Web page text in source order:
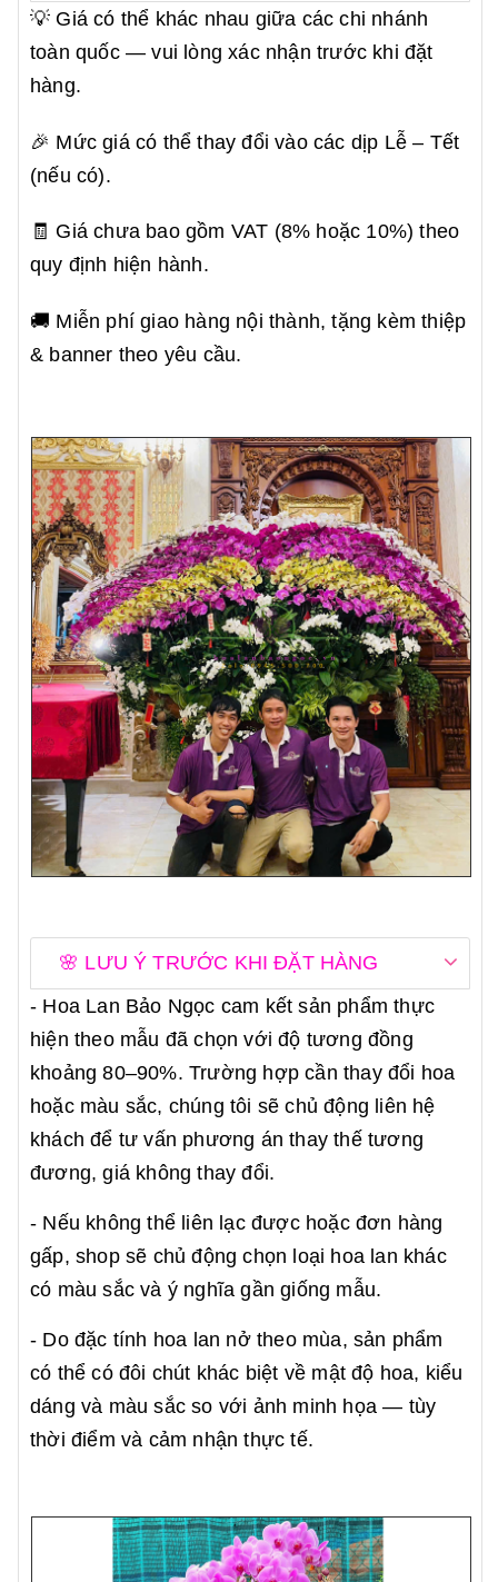
💡 Giá có thể khác nhau giữa các chi nhánh
toàn quốc — vui lòng xác nhận trước khi đặt
hàng.
🎉 Mức giá có thể thay đổi vào các dịp Lễ – Tết
(nếu có).
🧾 Giá chưa bao gồm VAT (8% hoặc 10%) theo
quy định hiện hành.
🚚 Miễn phí giao hàng nội thành, tặng kèm thiệp
& banner theo yêu cầu.
🌸 LƯU Ý TRƯỚC KHI ĐẶT HÀNG
- Hoa Lan Bảo Ngọc cam kết sản phẩm thực
hiện theo mẫu đã chọn với độ tương đồng
khoảng 80–90%. Trường hợp cần thay đổi hoa
hoặc màu sắc, chúng tôi sẽ chủ động liên hệ
khách để tư vấn phương án thay thế tương
đương, giá không thay đổi.
- Nếu không thể liên lạc được hoặc đơn hàng
gấp, shop sẽ chủ động chọn loại hoa lan khác
có màu sắc và ý nghĩa gần giống mẫu.
- Do đặc tính hoa lan nở theo mùa, sản phẩm
có thể có đôi chút khác biệt về mật độ hoa, kiểu
dáng và màu sắc so với ảnh minh họa — tùy
thời điểm và cảm nhận thực tế.